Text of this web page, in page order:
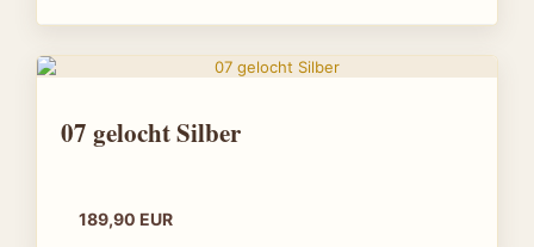
07 gelocht Silber
189,90 EUR